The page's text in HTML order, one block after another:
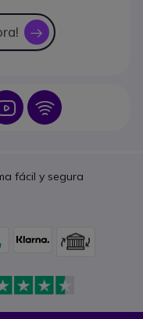
icon
Icon Icon
fácil y segura